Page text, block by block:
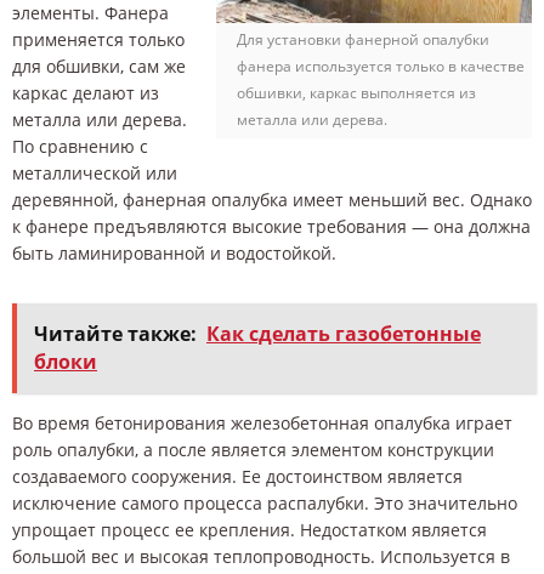
Для установки фанерной опалубки
фанера используется только в качестве
обшивки, каркас выполняется из
металла или дерева.
элементы. Фанера
применяется только
для обшивки, сам же
каркас делают из
металла или дерева.
По сравнению с
металлической или
деревянной, фанерная опалубка имеет меньший вес. Однако
к фанере предъявляются высокие требования — она должна
быть ламинированной и водостойкой.
Читайте также: Как сделать газобетонные
блоки
Во время бетонирования железобетонная опалубка играет
роль опалубки, а после является элементом конструкции
создаваемого сооружения. Ее достоинством является
исключение самого процесса распалубки. Это значительно
упрощает процесс ее крепления. Недостатком является
большой вес и высокая теплопроводность. Используется в